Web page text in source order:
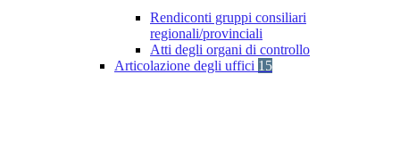
Rendiconti gruppi consiliari
regionali/provinciali
Atti degli organi di controllo
Articolazione degli uffici 15